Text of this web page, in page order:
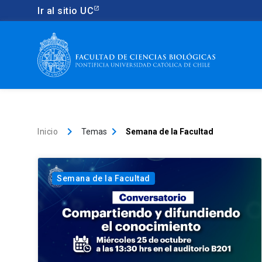
Ir al sitio UC
Inicio keyboard_arrow_right Temas keyboard_arrow_right Semana de la Facultad
Semana de la Facultad